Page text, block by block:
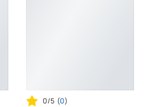
0/5 (0)